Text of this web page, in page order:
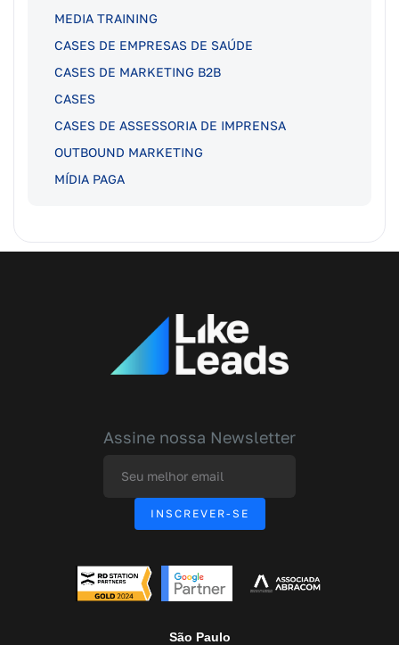
MEDIA TRAINING
CASES DE EMPRESAS DE SAÚDE
CASES DE MARKETING B2B
CASES
CASES DE ASSESSORIA DE IMPRENSA
OUTBOUND MARKETING
MÍDIA PAGA
Assine nossa Newsletter
São Paulo